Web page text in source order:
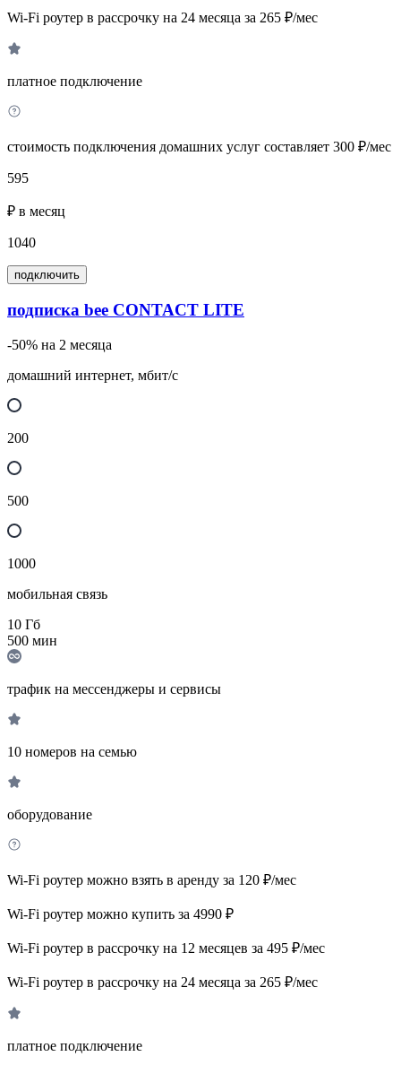
Wi-Fi роутер в рассрочку на 24 месяца за 265 ₽/мес
платное подключение
стоимость подключения домашних услуг составляет 300 ₽/мес
595
₽ в месяц
1040
подключить
подписка bee CONTACT LITE
-50% на 2 месяца
домашний интернет, мбит/с
200
500
1000
мобильная связь
10 Гб
500 мин
трафик на мессенджеры и сервисы
10 номеров на семью
оборудование
Wi-Fi роутер можно взять в аренду за 120 ₽/мес
Wi-Fi роутер можно купить за 4990 ₽
Wi-Fi роутер в рассрочку на 12 месяцев за 495 ₽/мес
Wi-Fi роутер в рассрочку на 24 месяца за 265 ₽/мес
платное подключение